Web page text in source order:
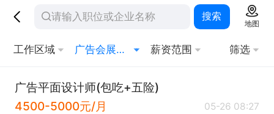
搜索
地图
工作区域 广告会展场务 薪资范围 筛选
广告平面设计师(包吃+五险)
4500-5000元/月
05-26 08:27